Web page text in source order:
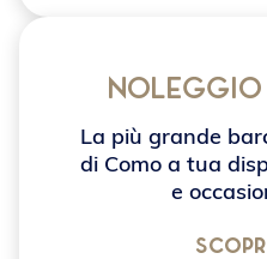
Noleggio
La più grande
di Como a tua
e